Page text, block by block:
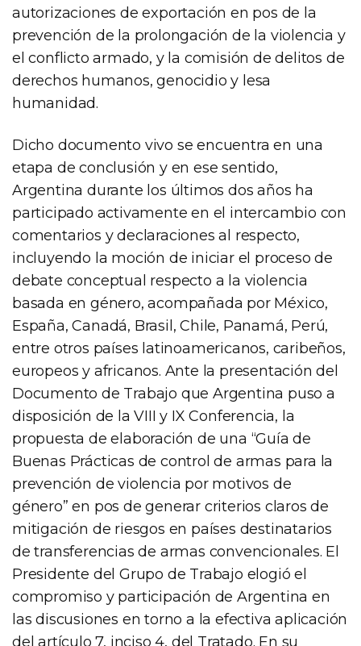
autorizaciones de exportación en pos de la
prevención de la prolongación de la violencia y
el conflicto armado, y la comisión de delitos de
derechos humanos, genocidio y lesa
humanidad.
Dicho documento vivo se encuentra en una
etapa de conclusión y en ese sentido,
Argentina durante los últimos dos años ha
participado activamente en el intercambio con
comentarios y declaraciones al respecto,
incluyendo la moción de iniciar el proceso de
debate conceptual respecto a la violencia
basada en género, acompañada por México,
España, Canadá, Brasil, Chile, Panamá, Perú,
entre otros países latinoamericanos, caribeños,
europeos y africanos. Ante la presentación del
Documento de Trabajo que Argentina puso a
disposición de la VIII y IX Conferencia, la
propuesta de elaboración de una “Guía de
Buenas Prácticas de control de armas para la
prevención de violencia por motivos de
género” en pos de generar criterios claros de
mitigación de riesgos en países destinatarios
de transferencias de armas convencionales. El
Presidente del Grupo de Trabajo elogió el
compromiso y participación de Argentina en
las discusiones en torno a la efectiva aplicación
del artículo 7, inciso 4, del Tratado. En su